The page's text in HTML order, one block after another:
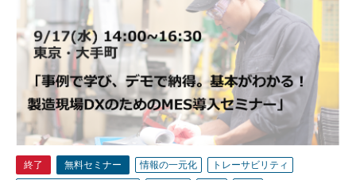
終了 無料セミナー 情報の一元化
トレーサビリティ